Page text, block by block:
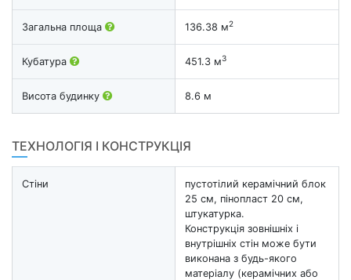
Загальна площа 136.38 м2
Кубатура 451.3 м3
Висота будинку 8.6 м
ТЕХНОЛОГІЯ І КОНСТРУКЦІЯ
Стіни
пустотілий керамічний блок
25 см, пінопласт 20 см,
штукатурка.
Конструкція зовнішніх і
внутрішніх стін може бути
виконана з будь-якого
матеріалу (керамічних або